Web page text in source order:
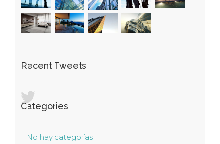
Recent Tweets
Categories
No hay categorías